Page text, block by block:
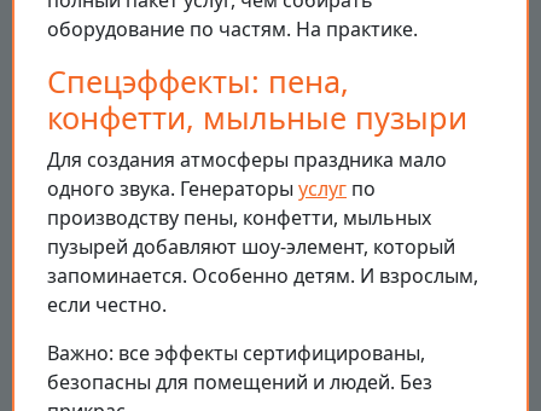
оборудование по частям. На практике.
Спецэффекты: пена,
конфетти, мыльные пузыри
Для создания атмосферы праздника мало
одного звука. Генераторы услуг по
производству пены, конфетти, мыльных
пузырей добавляют шоу-элемент, который
запоминается. Особенно детям. И взрослым,
если честно.
Важно: все эффекты сертифицированы,
безопасны для помещений и людей. Без